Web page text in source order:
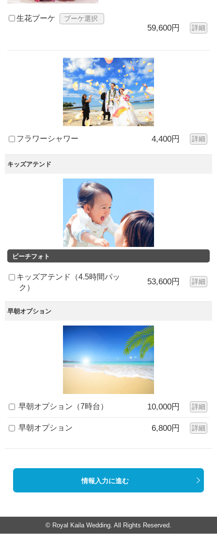
生花ブーケ ブーケ選択
59,600円 詳細
フラワーシャワー 4,400円 詳細
キッズアテンド
ビーチフォト
キッズアテンド（4.5時間パッ
ク）
53,600円 詳細
早朝オプション
早朝オプション（7時台） 10,000円 詳細
早朝オプション 6,800円 詳細
情報入力に進む
© Royal Kaila Wedding. All Rights Reserved.